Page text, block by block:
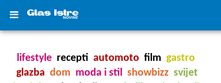
lifestyle recepti automoto film gastro
glazba dom moda i stil showbizz svijet